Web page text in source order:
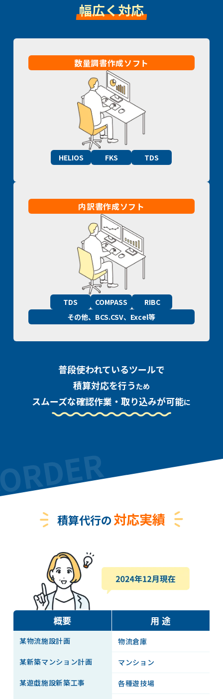
幅広く対応
数量調書作成ソフト
HELIOS FKS TDS
内訳書作成ソフト
TDS COMPASS
RIBC
その他、BCS.CSV、Excel等
普段使われているツールで
積算対応を行う ため
スムーズな確認作業・取り込みが可能に
積算代行の対応実績
概要 用 途
某物流施設計画 物流倉庫
某新築マンション計画 マンション
某遊戱施設新築工事 各種遊技場